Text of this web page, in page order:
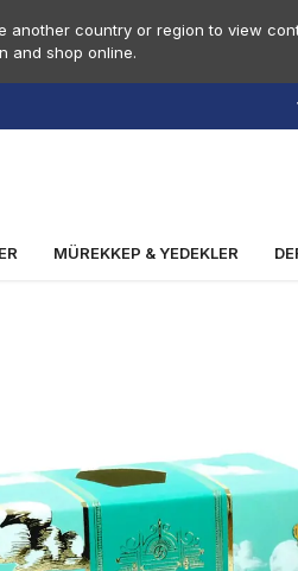
another country or region to view
and shop online.
1800 TL ve Üzeri
MÜREKKEP & YEDEKLER